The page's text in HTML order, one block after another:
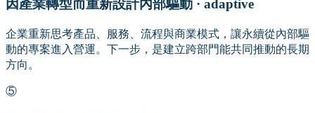
因產業轉型而重新設計內部驅動 · adaptive
企業重新思考產品、服務、流程與商業模式，讓永續從內部驅
動的專案進入營運。下一步，是建立跨部門能共同推動的長期
方向。
⑤